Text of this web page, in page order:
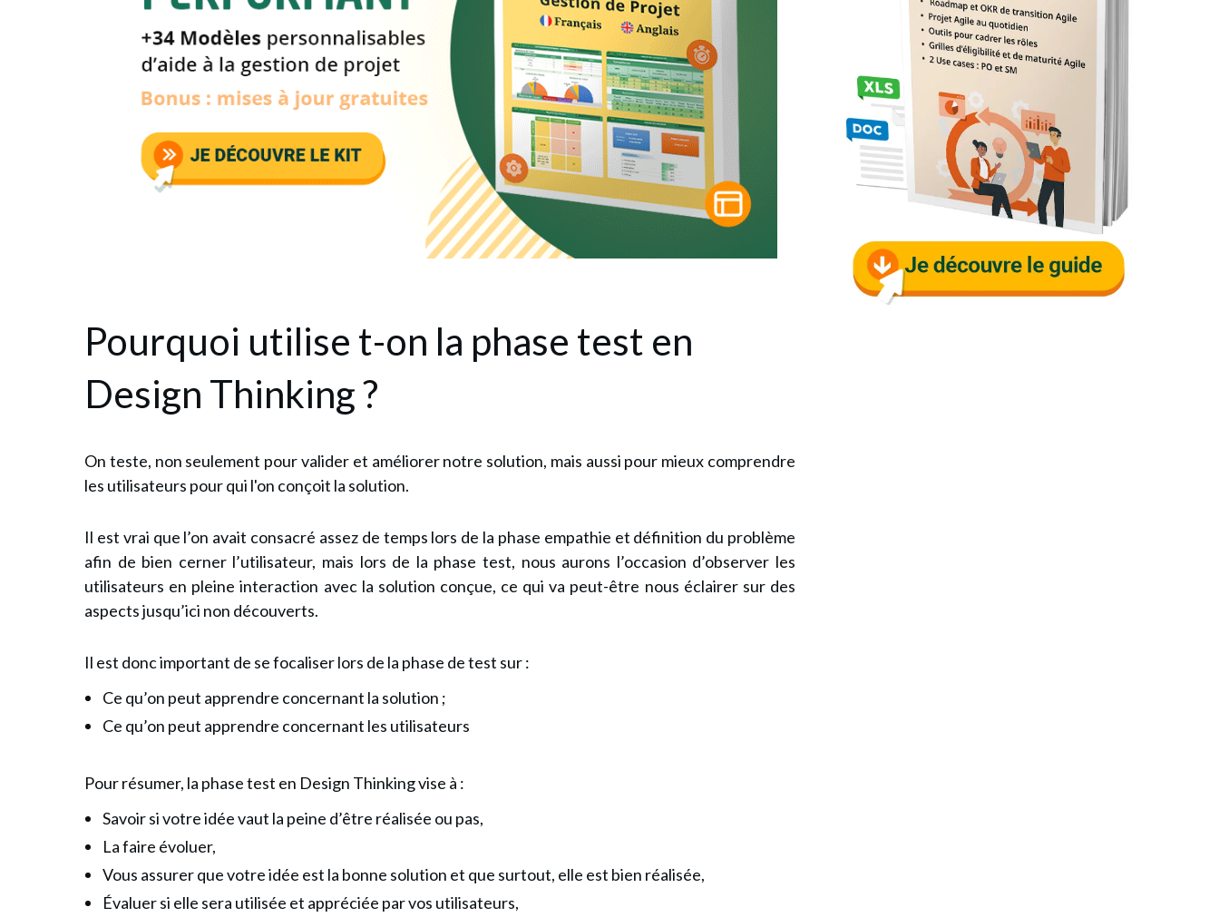
Pourquoi utilise t-on la phase test en
Design Thinking ?
On teste, non seulement pour valider et améliorer notre solution, mais aussi pour mieux comprendre
les utilisateurs pour qui l'on conçoit la solution.
Il est vrai que l’on avait consacré assez de temps lors de la phase empathie et définition du problème
afin de bien cerner l’utilisateur, mais lors de la phase test, nous aurons l’occasion d’observer les
utilisateurs en pleineinteraction avec la solution conçue, ce qui va peut-être nous éclairer sur des
aspects jusqu’ici non découverts.
Il est donc important de se focaliser lors de la phase de test sur :
Ce qu’on peut apprendre concernant la solution ;
Ce qu’on peut apprendre concernant les utilisateurs
Pour résumer, la phase test en Design Thinking vise à :
Savoir si votre idée vaut la peine d’être réalisée ou pas,
La faire évoluer,
Vous assurer que votre idée est la bonne solution et que surtout, elle est bien réalisée,
Évaluer si elle sera utilisée et appréciée par vos utilisateurs,